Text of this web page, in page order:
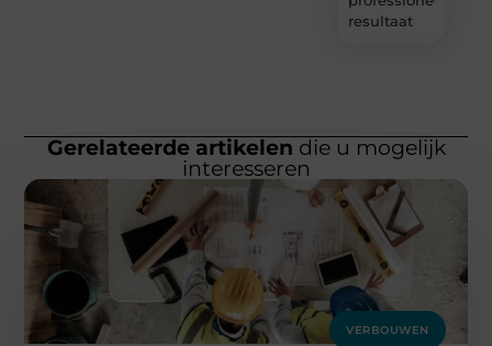
resultaat
Gerelateerde artikelen die u mogelijk
interesseren
VERBOUWEN